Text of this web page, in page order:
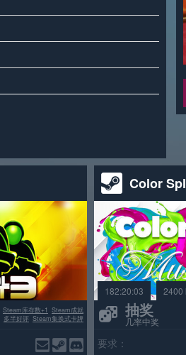
Steam成就
Steam库存数+1
Steam集换式卡牌
多半好评
Color
182:20:03 2400
抽奖
几率中奖
要求：